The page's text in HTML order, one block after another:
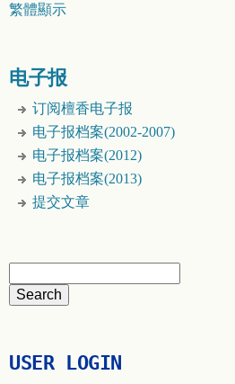
繁體顯示
电子报
订阅檀香电子报
电子报档案(2002-2007)
电子报档案(2012)
电子报档案(2013)
提交文章
USER LOGIN